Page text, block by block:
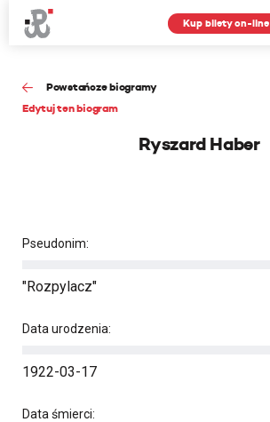
Kup bilety on-line
Powstańcze biogramy
Edytuj ten biogram
Ryszard Haber
Pseudonim:
"Rozpylacz"
Data urodzenia:
1922-03-17
Data śmierci: